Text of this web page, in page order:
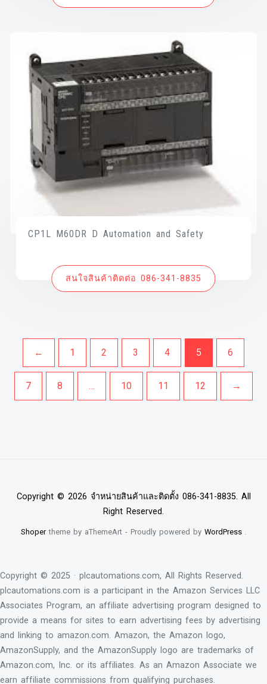
CP1L M60DR D Automation and Safety
สนใจสินค้าติดต่อ 086-341-8835
← 1 2 3 4 5 6
7 8 … 10 11 12 →
Copyright © 2026 จำหน่ายสินค้าและติดตั้ง 086-341-8835. All
Right Reserved.
Shopertheme by aThemeArt - Proudly powered by WordPress.
Copyright © 2025 · plcautomations.com, All Rights Reserved.
plcautomations.com is a participant in the Amazon Services LLC
Associates Program, an affiliate advertising program designed to
provide a means for sites to earn advertising fees by advertising
and linking to amazon.com. Amazon, the Amazon logo,
AmazonSupply, and the AmazonSupply logo are trademarks of
Amazon.com, Inc. or its affiliates. As an Amazon Associate we
earn affiliate commissions from qualifying purchases.